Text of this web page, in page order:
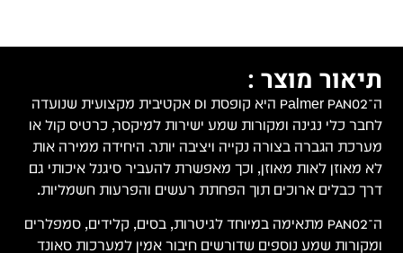
תיאור מוצר :
ה־Palmer PAN02 היא קופסת DI אקטיבית מקצועית שנועדה
לחבר כלי נגינה ומקורות שמע ישירות למיקסר, כרטיס קול או
מערכת הגברה בצורה נקייה ויציבה יותר. היחידה ממירה אות
לא מאוזן לאות מאוזן, וכך מאפשרת להעביר סיגנל איכותי גם
דרך כבלים ארוכים תוך הפחתת רעשים והפרעות חשמליות.
ה־PAN02 מתאימה במיוחד לגיטרות, בסים, קלידים, סמפלרים
ומקורות שמע נוספים שדורשים חיבור אמין למערכות סאונד